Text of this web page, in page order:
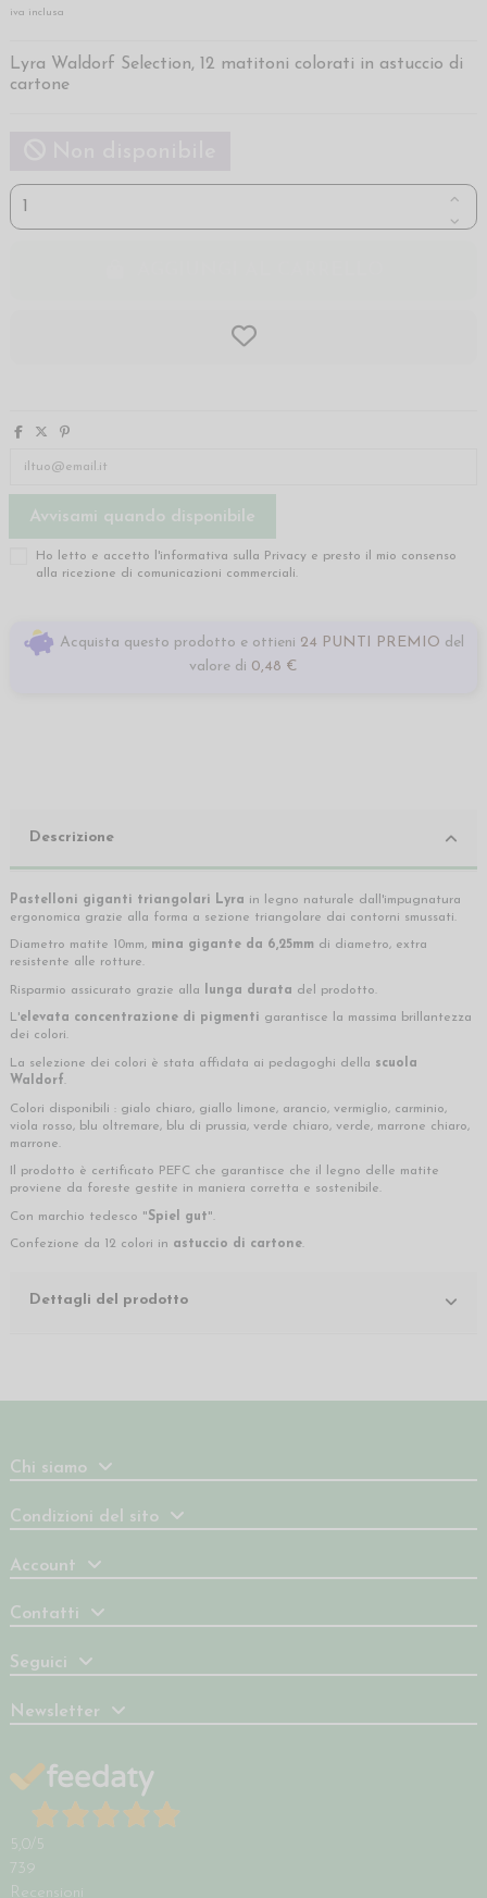
iva inclusa
Lyra Waldorf Selection, 12 matitoni colorati in astuccio di
cartone
Ho letto e accetto l'informativa sulla Privacy e presto il mio consenso
alla ricezione di comunicazioni commerciali.
Acquista questo prodotto e ottieni 24 PUNTI PREMIO del
valore di 0,48 €
Descrizione
Pastelloni giganti triangolari Lyra in legno naturale dall'impugnatura
ergonomica grazie alla forma a sezione triangolare dai contorni smussati.
Diametro matite 10mm, mina gigante da 6,25mm di diametro, extra
resistente alle rotture.
Risparmio assicurato grazie alla lunga durata del prodotto.
L'elevata concentrazione di pigmenti garantisce la massima brillantezza
dei colori.
La selezione dei colori è stata affidata ai pedagoghi della scuola
Waldorf.
Colori disponibili : gialo chiaro, giallo limone, arancio, vermiglio, carminio,
viola rosso, blu oltremare, blu di prussia, verde chiaro, verde, marrone chiaro,
marrone.
Il prodotto è certificato PEFC che garantisce che il legno delle matite
proviene da foreste gestite in maniera corretta e sostenibile.
Con marchio tedesco "Spiel gut".
Confezione da 12 colori in astuccio di cartone.
Dettagli del prodotto
Chi siamo
Condizioni del sito
Account
Contatti
Seguici
Newsletter
5,0 /5
739
Recensioni